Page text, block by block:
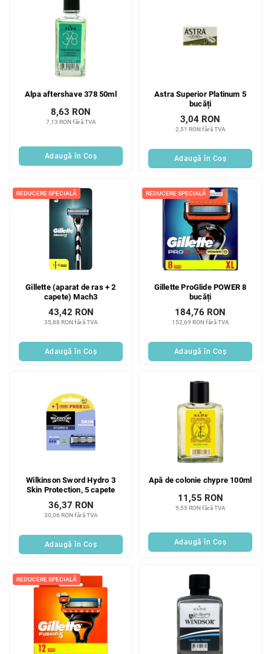
Alpa aftershave 378 50ml
7,13 RON fără TVA
8,63 RON
Adaugă în Coş
Astra Superior Platinum 5
bucăți
2,51 RON fără TVA
3,04 RON
Adaugă în Coş
REDUCERE SPECIALĂ
Gillette (aparat de ras + 2
capete) Mach3
35,88 RON fără TVA
43,42 RON
Adaugă în Coş
REDUCERE SPECIALĂ
Gillette ProGlide POWER 8
bucăți
152,69 RON fără TVA
184,76 RON
Adaugă în Coş
Wilkinson Sword Hydro 3
Skin Protection, 5 capete
30,06 RON fără TVA
36,37 RON
Adaugă în Coş
Apă de colonie chypre 100ml
9,55 RON fără TVA
11,55 RON
Adaugă în Coş
REDUCERE SPECIALĂ